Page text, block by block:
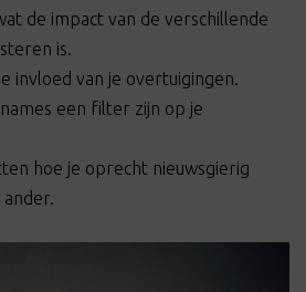
de impact van de verschillende
is.
invloed van je overtuigingen.
een filter zijn op je
hoe je oprecht nieuwsgierig
ander.